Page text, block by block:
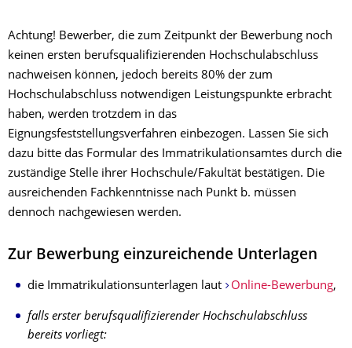
Achtung! Bewerber, die zum Zeitpunkt der Bewerbung noch
keinen ersten berufsqualifizierenden Hochschulabschluss
nachweisen können, jedoch bereits 80% der zum
Hochschulabschluss notwendigen Leistungspunkte erbracht
haben, werden trotzdem in das
Eignungsfeststellungsverfahren einbezogen. Lassen Sie sich
dazu bitte das Formular des Immatrikulationsamtes durch die
zuständige Stelle ihrer Hochschule/Fakultät bestätigen. Die
ausreichenden Fachkenntnisse nach Punkt b. müssen
dennoch nachgewiesen werden.
Zur Bewerbung einzureichende Unterlagen
die Immatrikulationsunterlagen laut Online-Bewerbung,
falls erster berufsqualifizierender Hochschulabschluss
bereits vorliegt: